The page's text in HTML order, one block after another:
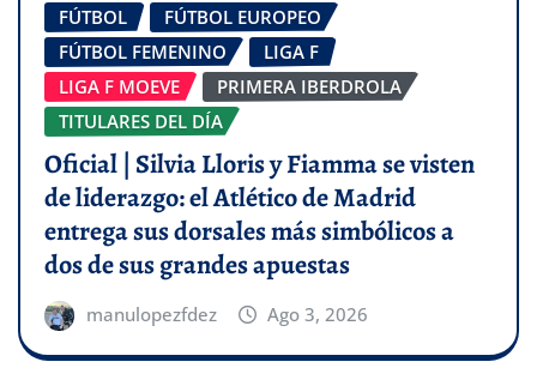
FÚTBOL
FÚTBOL EUROPEO
FÚTBOL FEMENINO
LIGA F
LIGA F MOEVE
PRIMERA IBERDROLA
TITULARES DEL DÍA
Oficial | Silvia Lloris y Fiamma se visten
de liderazgo: el Atlético de Madrid
entrega sus dorsales más simbólicos a
dos de sus grandes apuestas
manulopezfdez Ago 3, 2026